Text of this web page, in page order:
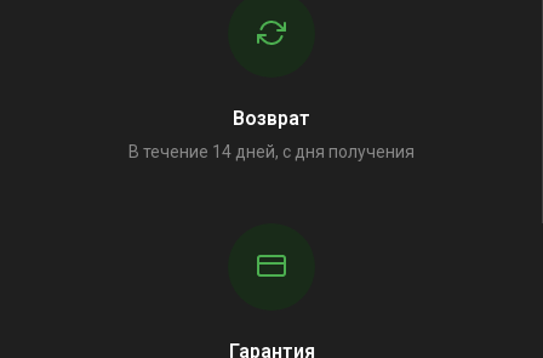
Возврат
В течение 14 дней, с дня получения
Гарантия